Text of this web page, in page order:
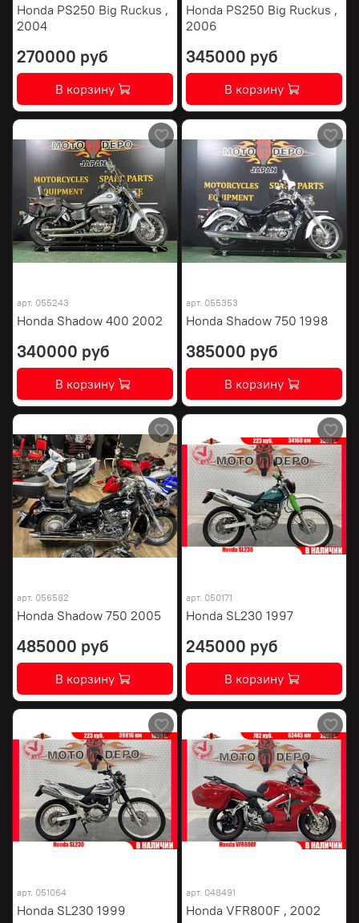
Honda PS250 Big Ruckus ,
2004
270000 руб
В корзину
Honda PS250 Big Ruckus ,
2006
345000 руб
В корзину
арт. 055243
Honda Shadow 400 2002
340000 руб
В корзину
арт. 055353
Honda Shadow 750 1998
385000 руб
В корзину
арт. 056582
Honda Shadow 750 2005
485000 руб
В корзину
арт. 050171
Honda SL230 1997
245000 руб
В корзину
арт. 051064
Honda SL230 1999
арт. 048491
Honda VFR800F , 2002